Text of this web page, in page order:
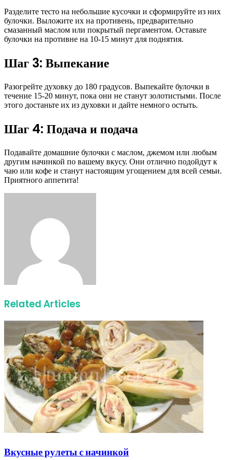
Разделите тесто на небольшие кусочки и сформируйте из них
булочки. Выложите их на противень, предварительно
смазанный маслом или покрытый пергаментом. Оставьте
булочки на противне на 10-15 минут для поднятия.
Шаг 3: Выпекание
Разогрейте духовку до 180 градусов. Выпекайте булочки в
течение 15-20 минут, пока они не станут золотистыми. После
этого достаньте их из духовки и дайте немного остыть.
Шаг 4: Подача и подача
Подавайте домашние булочки с маслом, джемом или любым
другим начинкой по вашему вкусу. Они отлично подойдут к
чаю или кофе и станут настоящим угощением для всей семьи.
Приятного аппетита!
Related Articles
Вкусные рулеты с начинкой